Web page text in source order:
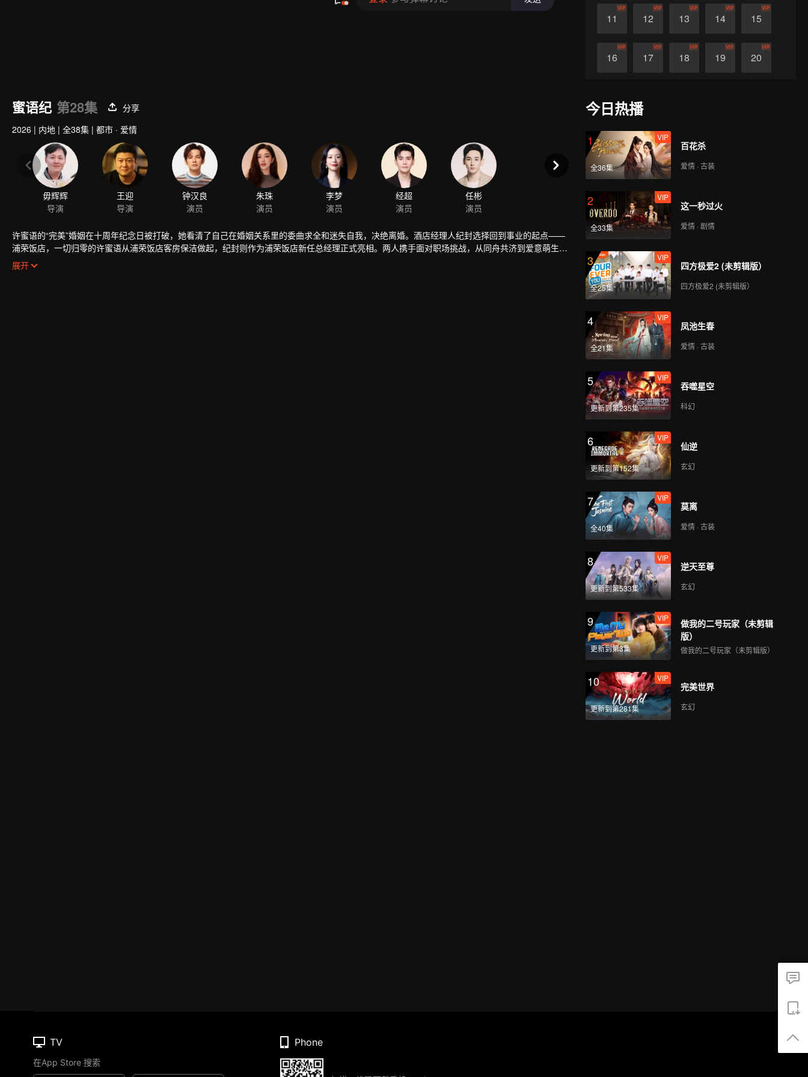
11
VIP
12
VIP
13
VIP
14
VIP
15
VIP
16
VIP
17
VIP
18
VIP
19
VIP
20
VIP
26 27
蜜语纪 第28集
分享
2026 | 内地 | 全38集 | 都市 · 爱情
许蜜语的“完美”婚姻在十周年纪念日被打破，她看清了自己在婚姻关系里的委曲求全和迷失自我，决绝离婚。酒店经理人纪封选择回到事业的起点——
浦荣饭店，一切归零的许蜜语从浦荣饭店客房保洁做起，纪封则作为浦荣饭店新任总经理正式亮相。两人携手面对职场挑战，从同舟共济到爱意萌生，
收获美满爱情的同时，也让浦荣饭店成为了城市新地标……
展开
今日热播
1
全36集
VIP
百花杀
爱情 · 古装
2
全33集
VIP
这一秒过火
爱情 · 剧情
3
全25集
VIP
四方极爱2 (未剪辑版）
四方极爱2 (未剪辑版）
4
全21集
VIP
凤池生春
爱情 · 古装
5
更新到第235集
VIP
吞噬星空
科幻
6
更新到第152集
VIP
仙逆
玄幻
7
全40集
VIP
莫离
爱情 · 古装
8
更新到第533集
VIP
逆天至尊
玄幻
9
更新到第3集
VIP
做我的二号玩家（未剪辑
版）
做我的二号玩家（未剪辑版）
10
更新到第281集
VIP
完美世界
玄幻
TV
在App Store 搜索
Phone